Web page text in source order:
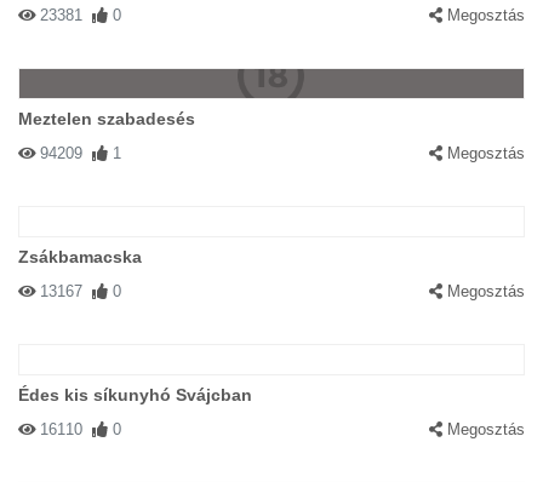
23381 0 Megosztás
Meztelen szabadesés
94209 1 Megosztás
Zsákbamacska
13167 0 Megosztás
Édes kis síkunyhó Svájcban
16110 0 Megosztás